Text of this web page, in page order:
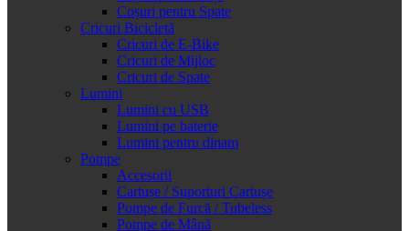
Coșuri pentru Spate
Cricuri Bicicletă
Cricuri de E-Bike
Cricuri de Mijloc
Cricuri de Spate
Lumini
Lumini cu USB
Lumini pe baterie
Lumini pentru dinam
Pompe
Accesorii
Cartușe / Suporturi Cartușe
Pompe de Furcă / Tubeless
Pompe de Mână